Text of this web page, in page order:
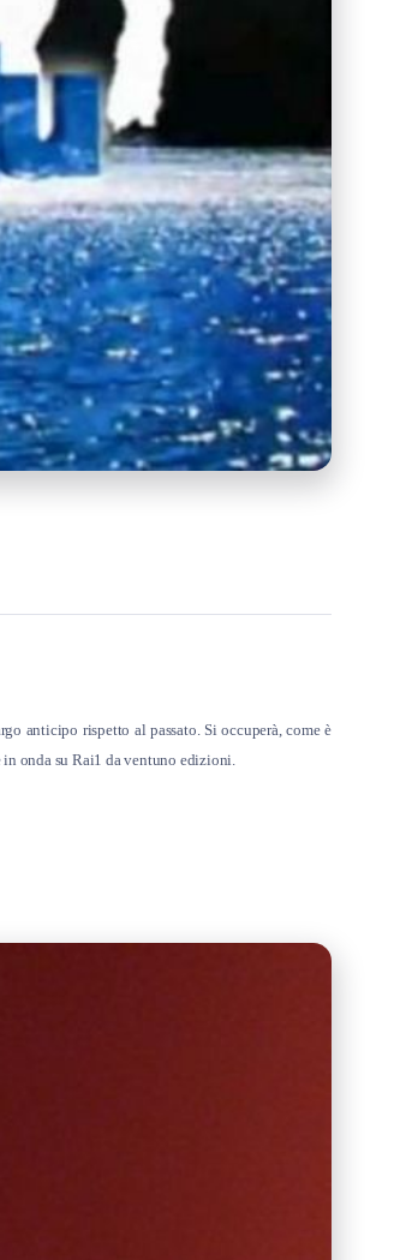
anticipo rispetto al passato. Si occuperà, come è
in onda su Rai1 da ventuno edizioni.